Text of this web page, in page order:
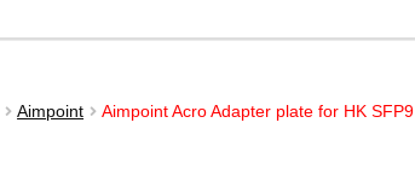
Aimpoint Aimpoint Acro Adapter plate for HK SFP9